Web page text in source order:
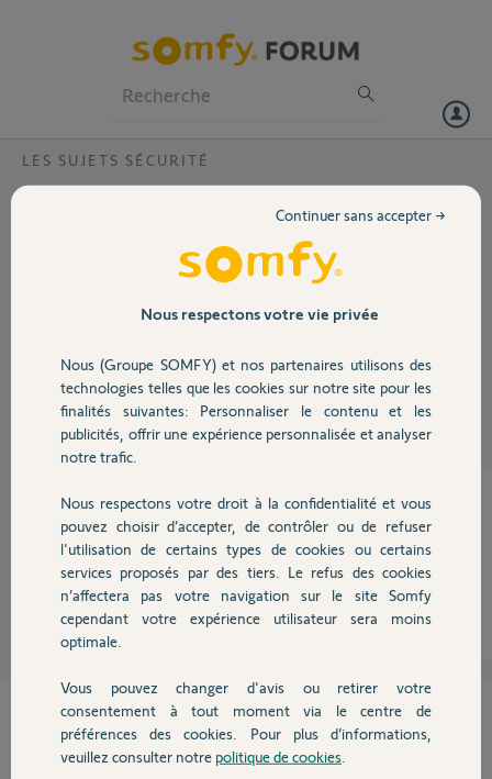
Volet
Sécurité
Domotique
Chauffage
Autres produits
Devis avec un pro
Contact
LES SUJETS SÉCURITÉ
Pourquoi mon alarme fait beep en continu
Mon alarme Somfy Protexiom beep tout les 20 secondes (au niveau
de la centrale). Pourtant l'application donne que tout les elements
sont Ok. Comment arreter ce beep enervant ?
Stefaan V.
il y a plus de 9 ans
Participer au fil de discussion
C'était donc bien un détecteur de fumée ?
Sylvain C. il y a plus de 9 ans
Cette réponse vous a-t-elle aidé ?
NON OUI
Nous respectons votre vie privée
Nous (Groupe SOMFY) et nos partenaires utilisons des
technologies telles que les cookies sur notre site pour les
finalités suivantes: Personnaliser le contenu et les
publicités, offrir une expérience personnalisée et analyser
notre trafic.
Nous respectons votre droit à la confidentialité et vous
pouvez choisir d’accepter, de contrôler ou de refuser
l'utilisation de certains types de cookies ou certains
services proposés par des tiers. Le refus des cookies
n’affectera pas votre navigation sur le site Somfy
cependant votre expérience utilisateur sera moins
optimale.
Vous pouvez changer d'avis ou retirer votre
consentement à tout moment via le centre de
préférences des cookies. Pour plus d’informations,
veuillez consulter notre politique de cookies
Continuer sans accepter →